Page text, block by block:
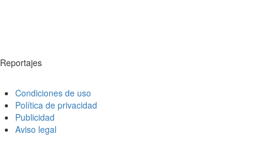
Reportajes
Condiciones de uso
Política de privacidad
Publicidad
Aviso legal